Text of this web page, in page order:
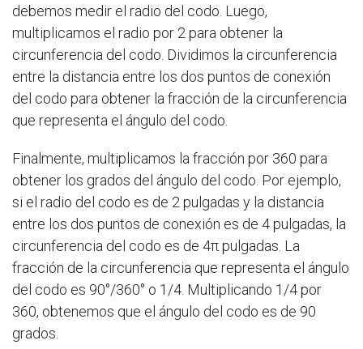
debemos medir el radio del codo. Luego,
multiplicamos el radio por 2 para obtener la
circunferencia del codo. Dividimos la circunferencia
entre la distancia entre los dos puntos de conexión
del codo para obtener la fracción de la circunferencia
que representa el ángulo del codo.
Finalmente, multiplicamos la fracción por 360 para
obtener los grados del ángulo del codo. Por ejemplo,
si el radio del codo es de 2 pulgadas y la distancia
entre los dos puntos de conexión es de 4 pulgadas, la
circunferencia del codo es de 4π pulgadas. La
fracción de la circunferencia que representa el ángulo
del codo es 90°/360° o 1/4. Multiplicando 1/4 por
360, obtenemos que el ángulo del codo es de 90
grados.